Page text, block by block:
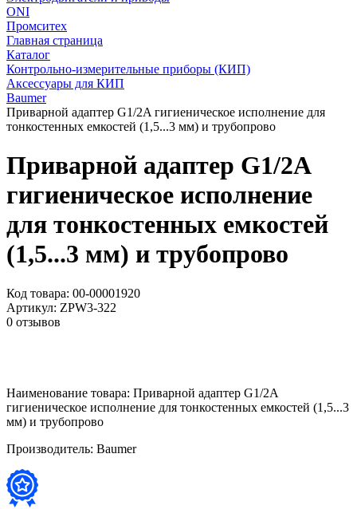
ONI
Промситех
Главная страница
Каталог
Контрольно-измерительные приборы (КИП)
Аксессуары для КИП
Baumer
Приварной адаптер G1/2A гигиеническое исполнение для
тонкостенных емкостей (1,5...3 мм) и трубопрово
Приварной адаптер G1/2A
гигиеническое исполнение
для тонкостенных емкостей
(1,5...3 мм) и трубопрово
Код товара: 00-00001920
Артикул: ZPW3-322
0 отзывов
Наименование товара: Приварной адаптер G1/2A
гигиеническое исполнение для тонкостенных емкостей (1,5...3
мм) и трубопрово
Производитель: Baumer